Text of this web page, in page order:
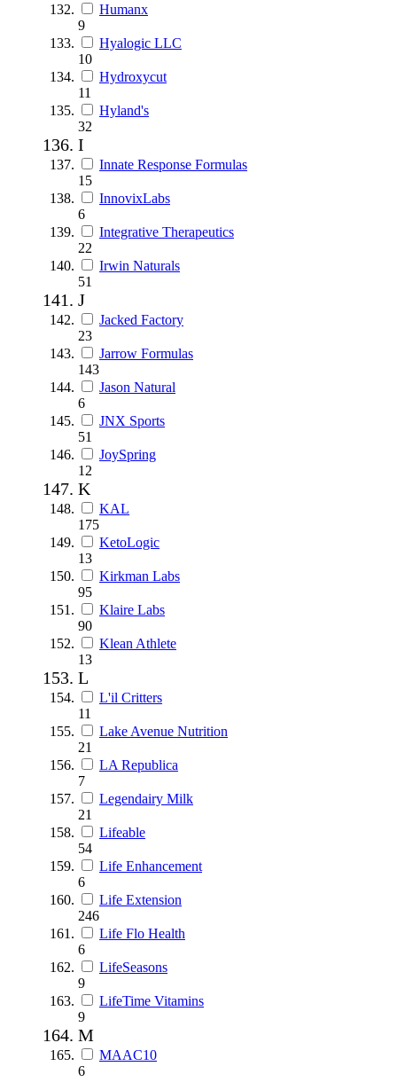
Humanx
9
Hyalogic LLC
10
Hydroxycut
11
Hyland's
32
I
Innate Response Formulas
15
InnovixLabs
6
Integrative Therapeutics
22
Irwin Naturals
51
J
Jacked Factory
23
Jarrow Formulas
143
Jason Natural
6
JNX Sports
51
JoySpring
12
K
KAL
175
KetoLogic
13
Kirkman Labs
95
Klaire Labs
90
Klean Athlete
13
L
L'il Critters
11
Lake Avenue Nutrition
21
LA Republica
7
Legendairy Milk
21
Lifeable
54
Life Enhancement
6
Life Extension
246
Life Flo Health
6
LifeSeasons
9
LifeTime Vitamins
9
M
MAAC10
6